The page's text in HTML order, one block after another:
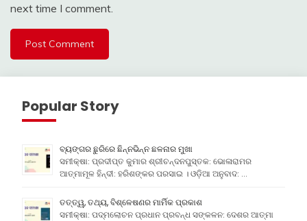
next time I comment.
Popular Story
ବ୍ୟଙ୍ଗର ଛୁରିରେ ଛିନ୍ନଭିନ୍ନ ଛଳନାର ମୁଖା
ସମୀକ୍ଷା: ପ୍ରଦୀପ୍ତ କୁମାର ଶ୍ରୀଚନ୍ଦନପୁସ୍ତକ: ଭୋଳାରାମର
ଆତ୍ମାମୂଳ ହିନ୍ଦୀ: ହରିଶଙ୍କର ପରସାଇ । ଓଡ଼ିଆ ଅନୁବାଦ: …
ତତ୍ତ୍ୱ, ତଥ୍ୟ, ବିଶ୍ଳେଷଣର ମାର୍ମିକ ପ୍ରକାଶ
ସମୀକ୍ଷା: ପଦ୍ମଲୋଚନ ପ୍ରଧାନ ପ୍ରବନ୍ଧ ସଙ୍କଳନ: ଦେଶର ଆତ୍ମା